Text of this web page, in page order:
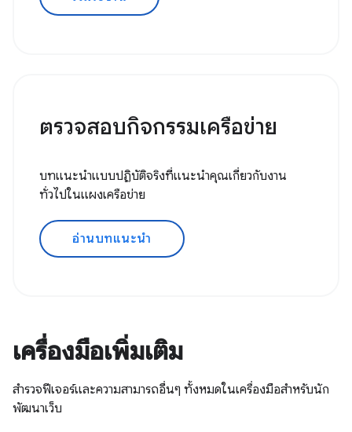
ตรวจสอบกิจกรรมเครือข่าย
บทแนะนำแบบปฏิบัติจริงที่แนะนำคุณเกี่ยวกับงาน
ทั่วไปในแผงเครือข่าย
อ่านบทแนะนำ
เครื่องมือเพิ่มเติม
สำรวจฟีเจอร์และความสามารถอื่นๆ ทั้งหมดในเครื่องมือสำหรับนัก
พัฒนาเว็บ